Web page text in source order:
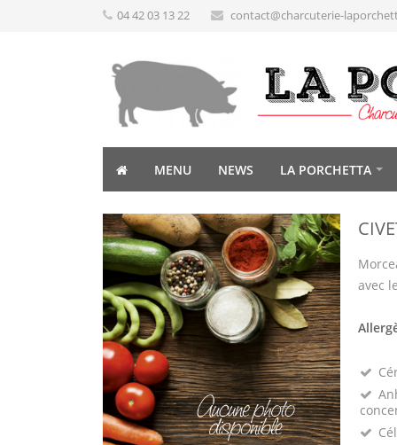
04 42 03 13 22 contact@charcuterie-
MENU NEWS LA PORCHETTA
avec